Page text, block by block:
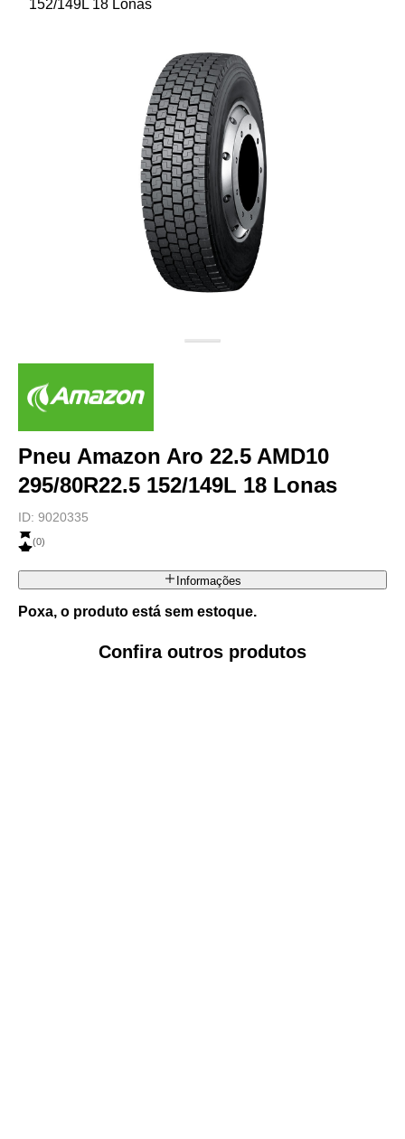
152/149L 18 Lonas
Pneu Amazon Aro 22.5 AMD10
295/80R22.5 152/149L 18 Lonas
ID: 9020335
(0)
Informações
Poxa, o produto está sem estoque.
Confira outros produtos